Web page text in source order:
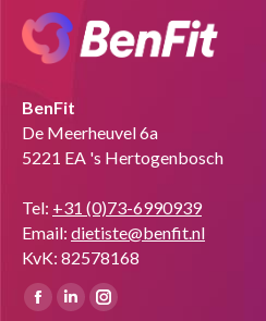
BenFit
De Meerheuvel 6a
5221 EA 's Hertogenbosch
Tel: +31 (0)73-6990939
Email: dietiste@benfit.nl
KvK: 82578168
Vind ons op:
Facebook
LinkedinInstagram